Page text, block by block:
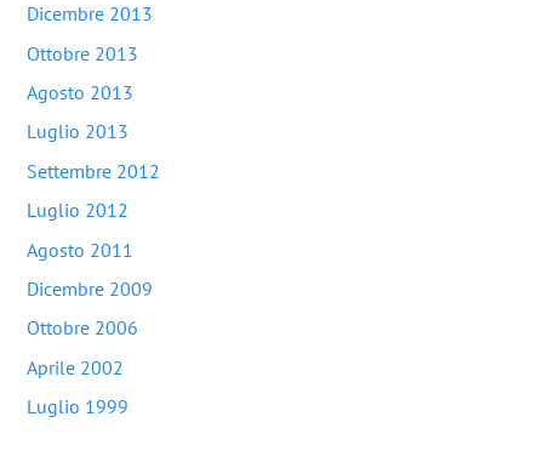
Dicembre 2013
Ottobre 2013
Agosto 2013
Luglio 2013
Settembre 2012
Luglio 2012
Agosto 2011
Dicembre 2009
Ottobre 2006
Aprile 2002
Luglio 1999